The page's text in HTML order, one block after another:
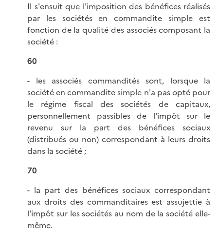
Il s'ensuit que l'imposition des bénéfices réalisés
par les sociétés en commandite simple est
fonction de la qualité des associés composant la
société :
60
- les associés commandités sont, lorsque la
société en commandite simple n'a pas opté pour
le régime fiscal des sociétés de capitaux,
personnellement passibles de l'impôt sur le
revenu sur la part des bénéfices sociaux
(distribués ou non) correspondant à leurs droits
dans la société ;
70
- la part des bénéfices sociaux correspondant
aux droits des commanditaires est assujettie à
l'impôt sur les sociétés au nom de la société elle-
même.